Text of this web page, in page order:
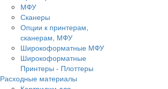
МФУ
Сканеры
Опции к принтерам,
сканерам, МФУ
Широкоформатные МФУ
Широкоформатные
Принтеры - Плоттеры
Расходные материалы